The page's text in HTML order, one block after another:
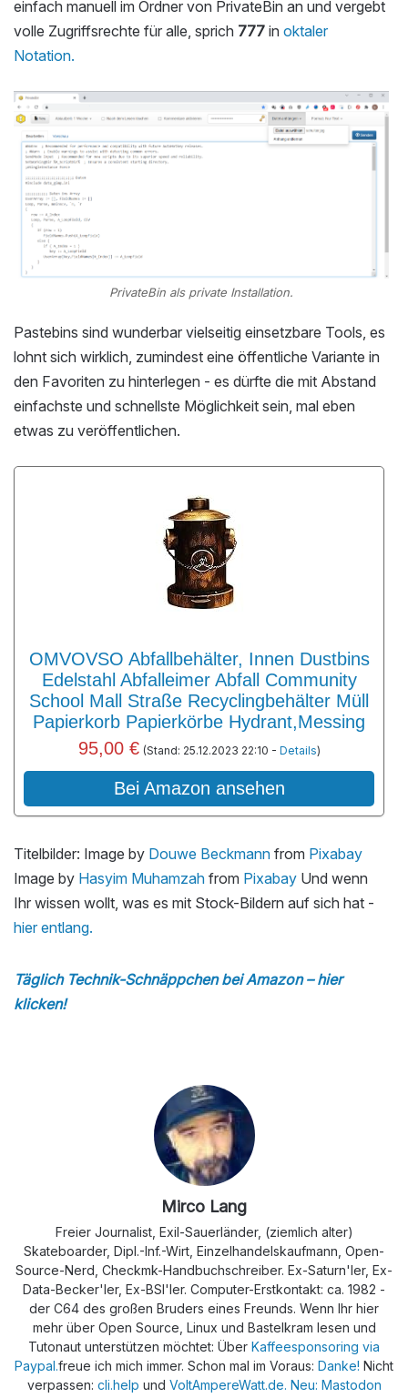
einfach manuell im Ordner von PrivateBin an und vergebt
volle Zugriffsrechte für alle, sprich 777 in oktaler
Notation.
PrivateBin als private Installation.
Pastebins sind wunderbar vielseitig einsetzbare Tools, es
lohnt sich wirklich, zumindest eine öffentliche Variante in
den Favoriten zu hinterlegen - es dürfte die mit Abstand
einfachste und schnellste Möglichkeit sein, mal eben
etwas zu veröffentlichen.
OMVOVSO Abfallbehälter, Innen Dustbins
Edelstahl Abfalleimer Abfall Community
School Mall Straße Recyclingbehälter Müll
Papierkorb Papierkörbe Hydrant,Messing
95,00 € (Stand: 25.12.2023 22:10 - Details)
Bei Amazon ansehen
Titelbilder: Image by Douwe Beckmann from Pixabay
Image by Hasyim Muhamzah from Pixabay Und wenn
Ihr wissen wollt, was es mit Stock-Bildern auf sich hat -
hier entlang.
Täglich Technik-Schnäppchen bei Amazon – hier
klicken!
Mirco Lang
Freier Journalist, Exil-Sauerländer, (ziemlich alter)
Skateboarder, Dipl.-Inf.-Wirt, Einzelhandelskaufmann, Open-
Source-Nerd, Checkmk-Handbuchschreiber. Ex-Saturn'ler, Ex-
Data-Becker'ler, Ex-BSI'ler. Computer-Erstkontakt: ca. 1982 -
der C64 des großen Bruders eines Freunds. Wenn Ihr hier
mehr über Open Source, Linux und Bastelkram lesen und
Tutonaut unterstützen möchtet: Über Kaffeesponsoring via
Paypal.freue ich mich immer. Schon mal im Voraus: Danke! Nicht
verpassen: cli.help und VoltAmpereWatt.de. Neu: Mastodon